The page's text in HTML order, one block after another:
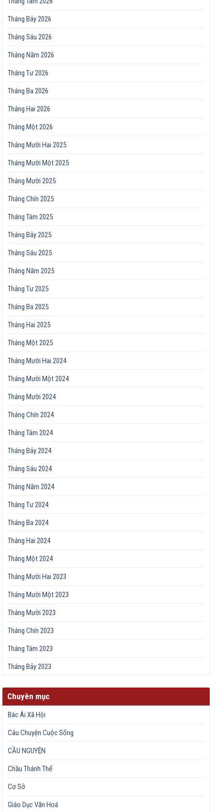
Tháng Bảy 2026
Tháng Sáu 2026
Tháng Năm 2026
Tháng Tư 2026
Tháng Ba 2026
Tháng Hai 2026
Tháng Một 2026
Tháng Mười Hai 2025
Tháng Mười Một 2025
Tháng Mười 2025
Tháng Chín 2025
Tháng Tám 2025
Tháng Bảy 2025
Tháng Sáu 2025
Tháng Năm 2025
Tháng Tư 2025
Tháng Ba 2025
Tháng Hai 2025
Tháng Một 2025
Tháng Mười Hai 2024
Tháng Mười Một 2024
Tháng Mười 2024
Tháng Chín 2024
Tháng Tám 2024
Tháng Bảy 2024
Tháng Sáu 2024
Tháng Năm 2024
Tháng Tư 2024
Tháng Ba 2024
Tháng Hai 2024
Tháng Một 2024
Tháng Mười Hai 2023
Tháng Mười Một 2023
Tháng Mười 2023
Tháng Chín 2023
Tháng Tám 2023
Tháng Bảy 2023
Chuyên mục
Bác Ái Xã Hội
Câu Chuyện Cuộc Sống
CẦU NGUYỆN
Chầu Thánh Thể
Cơ Sở
Giáo Dục Văn Hoá